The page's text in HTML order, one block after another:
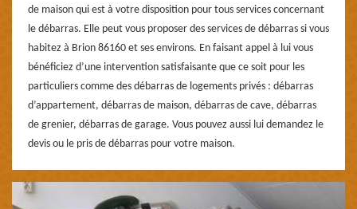
de maison qui est à votre disposition pour tous services concernant
le débarras. Elle peut vous proposer des services de débarras si vous
habitez à Brion 86160 et ses environs. En faisant appel à lui vous
bénéficiez d’une intervention satisfaisante que ce soit pour les
particuliers comme des débarras de logements privés : débarras
d’appartement, débarras de maison, débarras de cave, débarras
de grenier, débarras de garage. Vous pouvez aussi lui demandez le
devis ou le pris de débarras pour votre maison.